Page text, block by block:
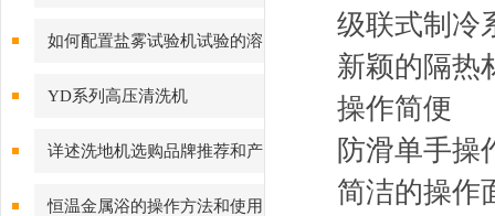
及注意事项
如何配置盐雾试验机试验的溶
YD系列高压清洗机
详述洗地机选购品牌推荐和产
品特点
恒温金属浴的操作方法和使用
级联式制冷
新颖的隔热
操作简便
防滑单手操
简洁的操作